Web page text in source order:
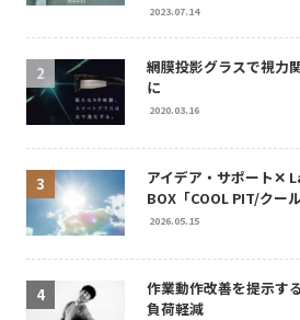
2023.07.14
網膜投影グラスで視力
に
2020.03.16
アイデア・サポート✕
BOX「COOL PIT/クー
2026.05.15
作業動作改善を提示す
負荷軽減